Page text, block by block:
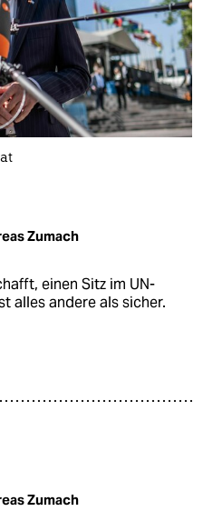
Zumach
einen Sitz im UN-
alles andere als sicher.
Zumach